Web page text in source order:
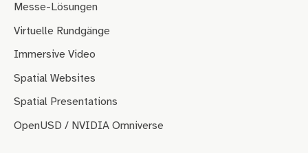
Messe-Lösungen
Virtuelle Rundgänge
Immersive Video
Spatial Websites
Spatial Presentations
OpenUSD / NVIDIA Omniverse